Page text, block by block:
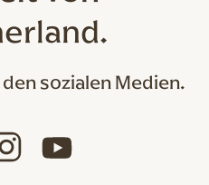
sozialen Medien.